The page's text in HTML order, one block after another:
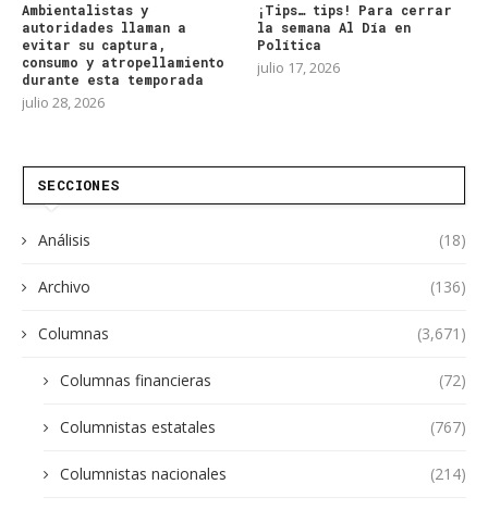
Ambientalistas y
autoridades llaman a
evitar su captura,
consumo y atropellamiento
durante esta temporada
julio 28, 2026
¡Tips… tips! Para cerrar
la semana Al Día en
Política
julio 17, 2026
SECCIONES
Análisis (18)
Archivo (136)
Columnas (3,671)
Columnas financieras (72)
Columnistas estatales (767)
Columnistas nacionales (214)